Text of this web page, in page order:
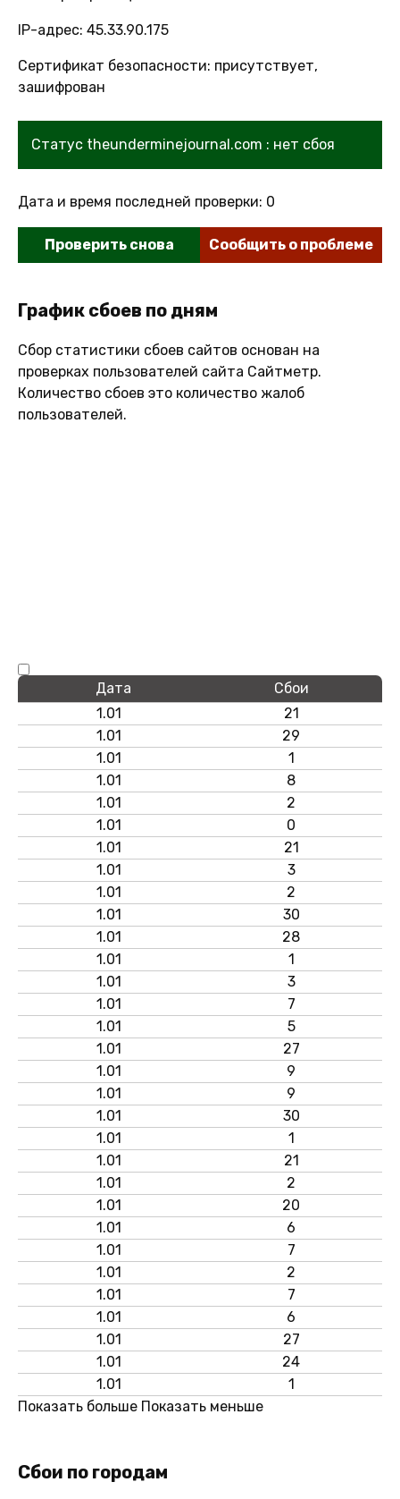
IP-адрес: 45.33.90.175
Сертификат безопасности: присутствует,
зашифрован
Статус theunderminejournal.com : нет сбоя
Дата и время последней проверки: 0
Проверить снова Сообщить о проблеме
График сбоев по дням
Сбор статистики сбоев сайтов основан на
проверках пользователей сайта Сайтметр.
Количество сбоев это количество жалоб
пользователей.
Дата
Сбои
1.01
21
1.01
29
1.01
1
1.01
8
1.01
2
1.01
0
1.01
21
1.01
3
1.01
2
1.01
30
1.01
28
1.01
1
1.01
3
1.01
7
1.01
5
1.01
27
1.01
9
1.01
9
1.01
30
1.01
1
1.01
21
1.01
2
1.01
20
1.01
6
1.01
7
1.01
2
1.01
7
1.01
6
1.01
27
1.01
24
1.01
1
Показать больше Показать меньше
Сбои по городам